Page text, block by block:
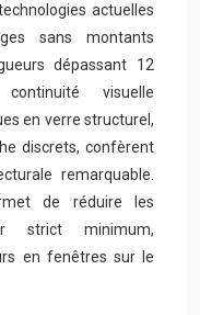
actuelles
sans montants
dépassant 12
visuelle
en verre structurel,
discrets, confèrent
remarquable.
de réduire les
strict minimum,
en fenêtres sur le